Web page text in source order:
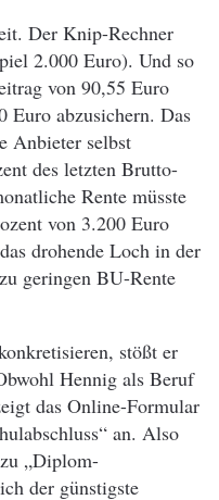
Der Knip-Rechner
2.000 Euro). Und so
von 90,55 Euro
Euro abzusichern. Das
Anbieter selbst
des letzten Brutto-
Rente müsste
von 3.200 Euro
drohende Loch in der
geringen BU-Rente
stößt er
Hennig als Beruf
das Online-Formular
an. Also
„Diplom-
der günstigste